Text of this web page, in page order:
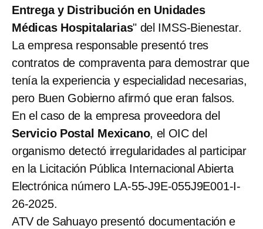
Entrega y Distribución en Unidades
Médicas Hospitalarias" del IMSS-Bienestar.
La empresa responsable presentó tres
contratos de compraventa para demostrar que
tenía la experiencia y especialidad necesarias,
pero Buen Gobierno afirmó que eran falsos.
En el caso de la empresa proveedora del
Servicio Postal Mexicano, el OIC del
organismo detectó irregularidades al participar
en la Licitación Pública Internacional Abierta
Electrónica número LA-55-J9E-055J9E001-I-
26-2025.
ATV de Sahuayo presentó documentación e